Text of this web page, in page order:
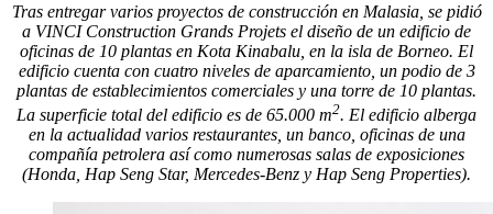
Tras entregar varios proyectos de construcción en Malasia, se pidió
a VINCI Construction Grands Projets el diseño de un edificio de
oficinas de 10 plantas en Kota Kinabalu, en la isla de Borneo. El
edificio cuenta con cuatro niveles de aparcamiento, un podio de 3
plantas de establecimientos comerciales y una torre de 10 plantas.
La superficie total del edificio es de 65.000 m2. El edificio alberga
en la actualidad varios restaurantes, un banco, oficinas de una
compañía petrolera así como numerosas salas de exposiciones
(Honda, Hap Seng Star, Mercedes-Benz y Hap Seng Properties).